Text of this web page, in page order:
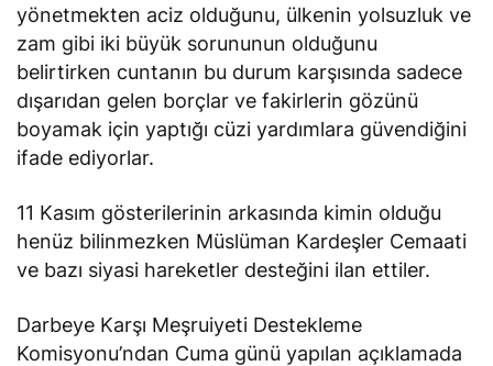
yönetmekten aciz olduğunu, ülkenin yolsuzluk ve
zam gibi iki büyük sorununun olduğunu
belirtirken cuntanın bu durum karşısında sadece
dışarıdan gelen borçlar ve fakirlerin gözünü
boyamak için yaptığı cüzi yardımlara güvendiğini
ifade ediyorlar.
11 Kasım gösterilerinin arkasında kimin olduğu
henüz bilinmezken Müslüman Kardeşler Cemaati
ve bazı siyasi hareketler desteğini ilan ettiler.
Darbeye Karşı Meşruiyeti Destekleme
Komisyonu’ndan Cuma günü yapılan açıklamada